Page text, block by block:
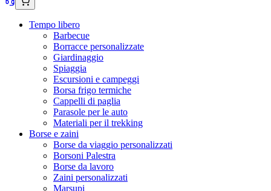
Tempo libero
Barbecue
Borracce personalizzate
Giardinaggio
Spiaggia
Escursioni e campeggi
Borsa frigo termiche
Cappelli di paglia
Parasole per le auto
Materiali per il trekking
Borse e zaini
Borse da viaggio personalizzati
Borsoni Palestra
Borse da lavoro
Zaini personalizzati
Marsupi